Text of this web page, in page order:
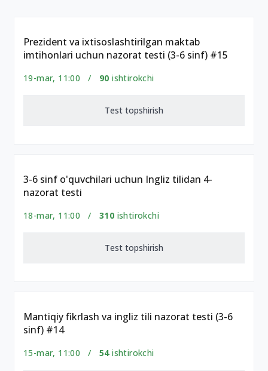
Prezident va ixtisoslashtirilgan maktab
imtihonlari uchun nazorat testi (3-6 sinf) #15
19-mar, 11:00 / 90 ishtirokchi
Test topshirish
3-6 sinf o'quvchilari uchun Ingliz tilidan 4-
nazorat testi
18-mar, 11:00 / 310 ishtirokchi
Test topshirish
Mantiqiy fikrlash va ingliz tili nazorat testi (3-6
sinf) #14
15-mar, 11:00 / 54ishtirokchi